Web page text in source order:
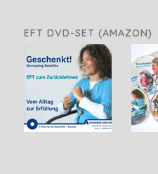
EFT DVD-SET (AMAZON)